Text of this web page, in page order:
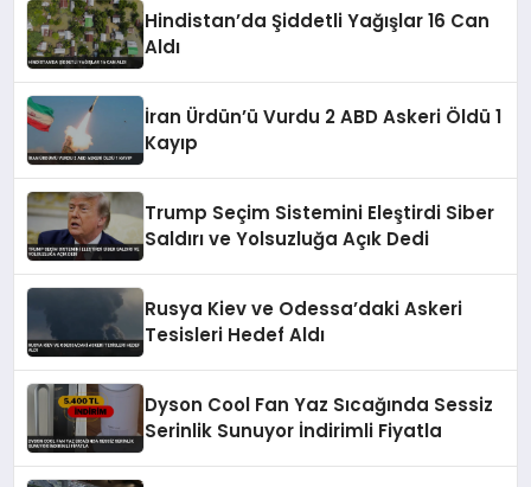
Hindistan’da Şiddetli Yağışlar 16 Can
Aldı
İran Ürdün’ü Vurdu 2 ABD Askeri Öldü 1
Kayıp
Trump Seçim Sistemini Eleştirdi Siber
Saldırı ve Yolsuzluğa Açık Dedi
Rusya Kiev ve Odessa’daki Askeri
Tesisleri Hedef Aldı
Dyson Cool Fan Yaz Sıcağında Sessiz
Serinlik Sunuyor İndirimli Fiyatla